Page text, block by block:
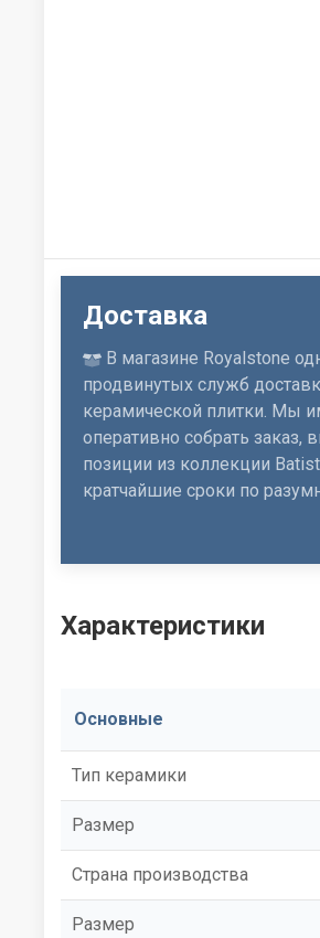
Доставка
В магазине Royalstone
продвинутых служб
керамической плитки. Мы
оперативно собрать
позиции из коллекции
кратчайшие сроки по
Характеристики
Основные
Тип керамики
Размер
Страна производства
Размер